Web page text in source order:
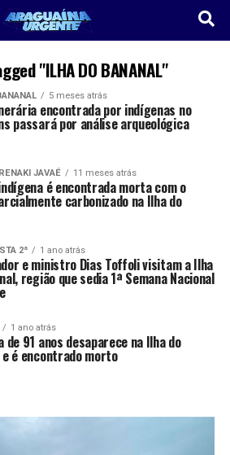
"ILHA DO BANANAL"
5 meses atrás
encontrada por indígenas no
passará por análise arqueológica
JAVAÉ 11 meses atrás
é encontrada morta com o
carbonizado na Ilha do
2ª 1 ano atrás
e ministro Dias Toffoli visitam a Ilha
região que sedia 1ª Semana Nacional
1 ano atrás
de 91 anos desaparece na Ilha do
e é encontrado morto